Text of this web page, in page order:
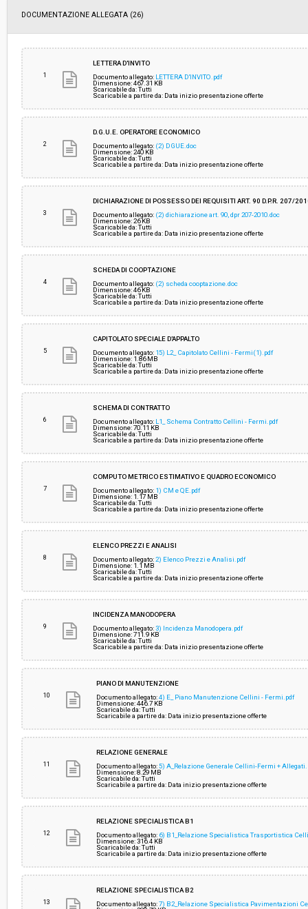
Data pubblicazione:
Svolgimento:
Responsabile attuale:
COMUNE DI PISTOIA - INFRASTRUTTURE,
SPECIALI E MOBILITA’
DOCUMENTAZIONE ALLEGATA (26)
1
LETTERA D'INVITO
Documento allegato: LETTERA D'INVITO.pdf
Dimensione: 467.31 KB
Scaricabile da: Tutti
Scaricabile a partire da: Data inizio presentazione offerte
2
D.G.U.E. OPERATORE ECONOMICO
Documento allegato: (2) DGUE.doc
Dimensione: 240 KB
Scaricabile da: Tutti
Scaricabile a partire da: Data inizio presentazione offerte
3
DICHIARAZIONE DI POSSESSO DEI REQUISITI ART. 90 D.P.R. 207/
Documento allegato: (2) dichiarazione art. 90, dpr 207-2010.doc
Dimensione: 26 KB
Scaricabile da: Tutti
Scaricabile a partire da: Data inizio presentazione offerte
4
SCHEDA DI COOPTAZIONE
Documento allegato: (2) scheda cooptazione.doc
Dimensione: 46 KB
Scaricabile da: Tutti
Scaricabile a partire da: Data inizio presentazione offerte
5
CAPITOLATO SPECIALE D'APPALTO
Documento allegato: 15) L2_ Capitolato Cellini - Fermi(1).pdf
Dimensione: 1.86 MB
Scaricabile da: Tutti
Scaricabile a partire da: Data inizio presentazione offerte
6
SCHEMA DI CONTRATTO
Documento allegato: L1_ Schema Contratto Cellini - Fermi.pdf
Dimensione: 70.11 KB
Scaricabile da: Tutti
Scaricabile a partire da: Data inizio presentazione offerte
7
COMPUTO METRICO ESTIMATIVO E QUADRO ECONOMICO
Documento allegato: 1) CM e QE.pdf
Dimensione: 1.17 MB
Scaricabile da: Tutti
Scaricabile a partire da: Data inizio presentazione offerte
8
ELENCO PREZZI E ANALISI
Documento allegato:2) Elenco Prezzi e Analisi.pdf
Dimensione: 1.1 MB
Scaricabile da: Tutti
Scaricabile a partire da: Data inizio presentazione offerte
9
INCIDENZA MANODOPERA
Documento allegato:3) Incidenza Manodopera.pdf
Dimensione: 711.9 KB
Scaricabile da: Tutti
Scaricabile a partire da: Data inizio presentazione offerte
10
PIANO DI MANUTENZIONE
Documento allegato:4) E_ Piano Manutenzione Cellini - Fermi.pdf
Dimensione: 446.7 KB
Scaricabile da: Tutti
Scaricabile a partire da: Data inizio presentazione offerte
11
RELAZIONE GENERALE
Documento allegato:5) A_Relazione Generale Cellini-Fermi +
Dimensione: 8.29 MB
Scaricabile da: Tutti
Scaricabile a partire da: Data inizio presentazione offerte
12
RELAZIONE SPECIALISTICA B1
Documento allegato: 6) B1_Relazione Specialistica Trasportistica
Dimensione: 316.4 KB
Scaricabile da: Tutti
Scaricabile a partire da: Data inizio presentazione offerte
13
RELAZIONE SPECIALISTICA B2
Documento allegato:7) B2_Relazione Specialistica Pavimentazioni